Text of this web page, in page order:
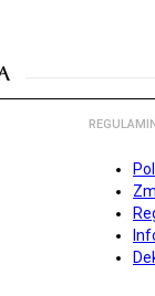
REGULAMIN